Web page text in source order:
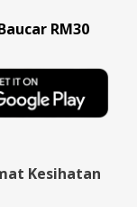
RM30
Kesihatan